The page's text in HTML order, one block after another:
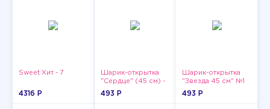
Sweet Хит - 7
4316 P
Шарик-открытка
"Сердце" (45 см) -
2
493 P
Шарик-открытка
"Звезда 45 см" №1
493 P